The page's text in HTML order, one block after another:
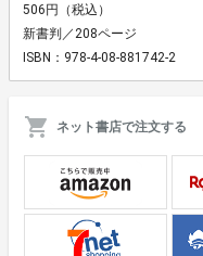
506円（税込）
新書判／208ページ
ISBN：978-4-08-881742-2
ネット書店で注文する